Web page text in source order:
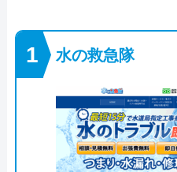
水の救急隊